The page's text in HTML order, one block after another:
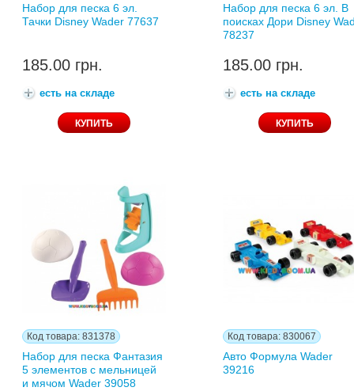
Набор для песка 6 эл.
Тачки Disney Wader 77637
185.00 грн.
есть на складе
Набор для песка 6 эл. В
поисках Дори Disney
78237
185.00 грн.
есть на складе
Код товара: 831378
Набор для песка Фантазия
5 элементов с мельницей
и мячом Wader 39058
Код товара: 830067
Авто Формула Wader
39216